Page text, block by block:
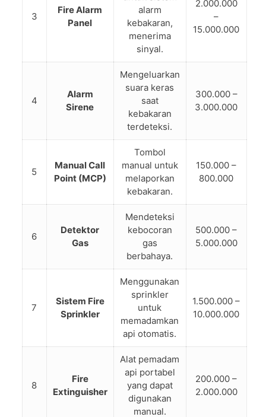
3
Fire Alarm
Panel
alarm
kebakaran,
menerima
sinyal.
2.000.000
–
15.000.000
4
Alarm
Sirene
Mengeluarkan
suara keras
saat
kebakaran
terdeteksi.
300.000 –
3.000.000
5
Manual Call
Point (MCP)
Tombol
manual untuk
melaporkan
kebakaran.
150.000 –
800.000
6
Detektor
Gas
Mendeteksi
kebocoran
gas
berbahaya.
500.000 –
5.000.000
7
Sistem Fire
Sprinkler
Menggunakan
sprinkler
untuk
memadamkan
api otomatis.
1.500.000 –
10.000.000
8
Fire
Extinguisher
Alat pemadam
api portabel
yang dapat
digunakan
manual.
200.000 –
2.000.000